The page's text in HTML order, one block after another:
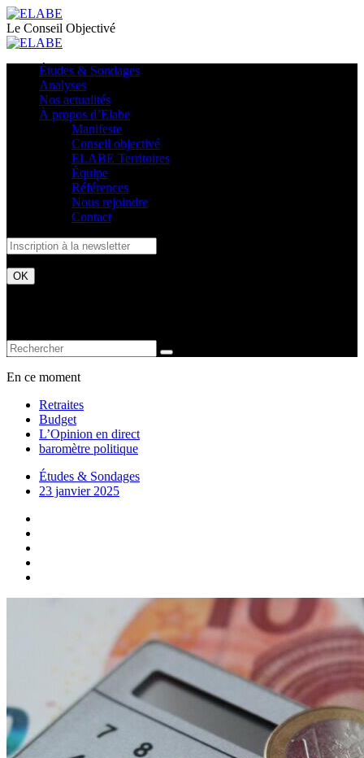
Le Conseil Objectivé
Études & Sondages
Analyses
Nos actualités
À propos d’Elabe
Manifeste
Conseil objectivé
ELABE Territoires
Équipe
Références
Nous rejoindre
Contact
En ce moment
Retraites
Budget
L’Opinion en direct
baromètre politique
Études & Sondages
23 janvier 2025